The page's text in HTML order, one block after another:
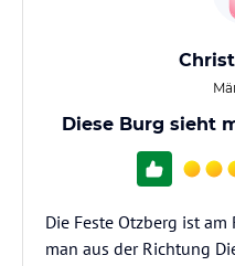
Diese Burg sieht
Die Feste Otzberg ist
man aus der Richtung